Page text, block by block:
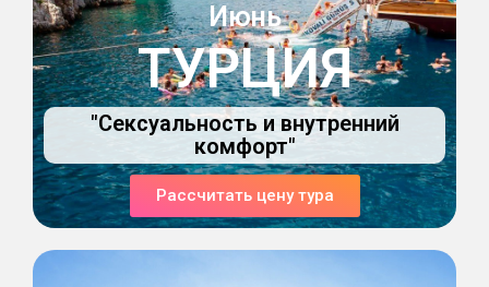
Июнь
ТУРЦИЯ
"Сексуальность и внутренний
комфорт"
Рассчитать цену тура